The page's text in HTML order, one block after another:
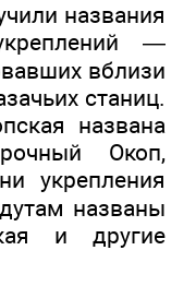
названия
—
вблизи
станиц.
названа
Окоп,
укрепления
названы
и другие